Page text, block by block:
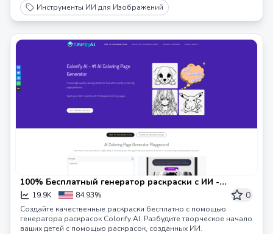
Инструменты ИИ для Изображений
100% Бесплатный генератор раскраски с ИИ -
Colorify AI
19.9K 84.93% 0
Создайте качественные раскраски бесплатно с помощью
генератора раскрасок Colorify AI. Разбудите творческое начало
ваших детей с помощью раскрасок, созданных ИИ.